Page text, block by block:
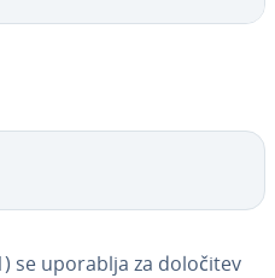
se uporablja za določitev